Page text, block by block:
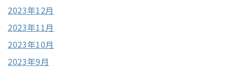
2023年12月
2023年11月
2023年10月
2023年9月